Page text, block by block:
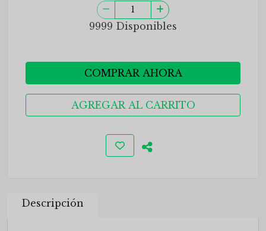
9999 Disponibles
COMPRAR AHORA
AGREGAR AL CARRITO
Descripción